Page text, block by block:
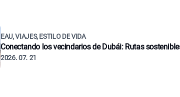
EAU, VIAJES, ESTILO DE VIDA
Conectando los vecindarios de Dubái: Rutas
2026. 07. 21